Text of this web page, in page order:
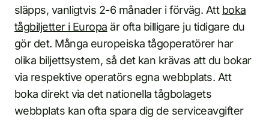
släpps, vanligtvis 2-6 månader i förväg. Att boka
tågbiljetter i Europa är ofta billigare ju tidigare du
gör det. Många europeiska tågoperatörer har
olika biljettsystem, så det kan krävas att du bokar
via respektive operatörs egna webbplats. Att
boka direkt via det nationella tågbolagets
webbplats kan ofta spara dig de serviceavgifter